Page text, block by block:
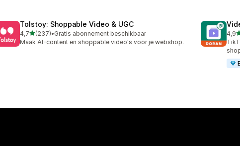
Tolstoy: Shoppable Video & UGC
4,7van 5 sterren
(237)
237 recensies in totaal
•Gratis abonnement beschikbaar
Maak AI-content en shoppable video's voor je webshop.
4,9
347